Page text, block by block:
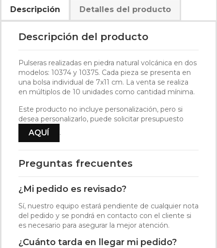
Descripción Detalles del producto
Descripción del producto
Pulseras realizadas en piedra natural volcánica en dos
modelos: 10374 y 10375. Cada pieza se presenta en
una bolsa individual de 7x11 cm. La venta se realiza
en múltiplos de 10 unidades como cantidad mínima.
Este producto no incluye personalización, pero si
desea personalizarlo, puede solicitar presupuesto
AQUÍ .
Preguntas frecuentes
¿Mi pedido es revisado?
Sí, nuestro equipo estará pendiente de cualquier nota
del pedido y se pondrá en contacto con el cliente si
es necesario para asegurar la mejor atención.
¿Cuánto tarda en llegar mi pedido?